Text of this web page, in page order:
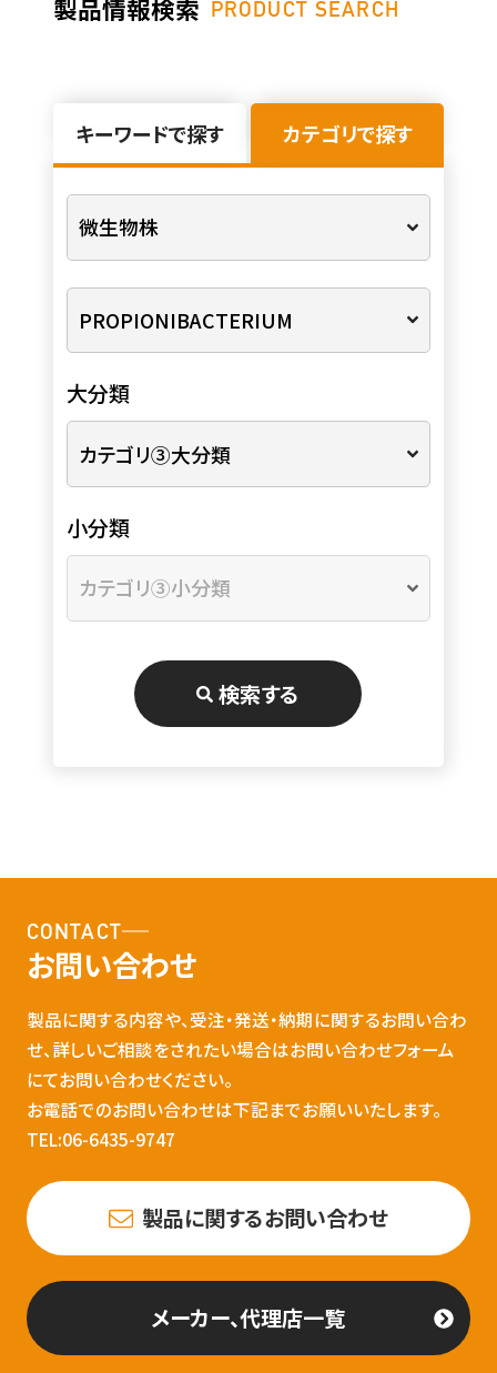
製品情報検索 PRODUCT SEARCH
キーワードで探す カテゴリで探す
大分類
小分類
検索する
CONTACT
お問い合わせ
製品に関する内容や、受注・発送・納期に関するお問い合わ
せ、詳しいご相談をされたい場合はお問い合わせフォーム
にてお問い合わせください。
お電話でのお問い合わせは下記までお願いいたします。
TEL:06-6435-9747
製品に関するお問い合わせ
メーカー、代理店一覧